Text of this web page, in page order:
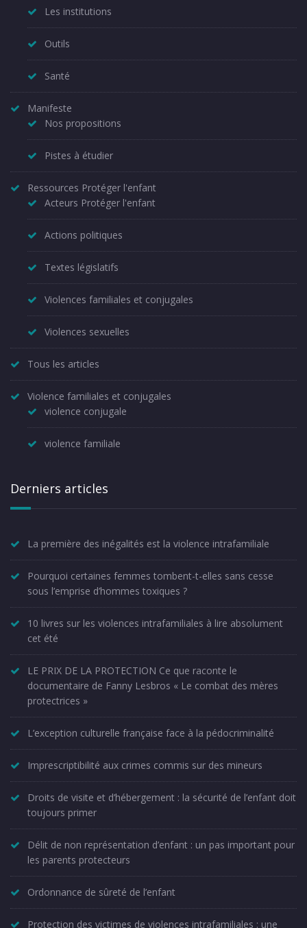
Les institutions
Outils
Santé
Manifeste
Nos propositions
Pistes à étudier
Ressources Protéger l'enfant
Acteurs Protéger l'enfant
Actions politiques
Textes législatifs
Violences familiales et conjugales
Violences sexuelles
Tous les articles
Violence familiales et conjugales
violence conjugale
violence familiale
Derniers articles
La première des inégalités est la violence intrafamiliale
Pourquoi certaines femmes tombent-t-elles sans cesse
sous l’emprise d’hommes toxiques ?
10 livres sur les violences intrafamiliales à lire absolument
cet été
LE PRIX DE LA PROTECTION Ce que raconte le
documentaire de Fanny Lesbros « Le combat des mères
protectrices »
L’exception culturelle française face à la pédocriminalité
Imprescriptibilité aux crimes commis sur des mineurs
Droits de visite et d’hébergement : la sécurité de l’enfant doit
toujours primer
Délit de non représentation d’enfant : un pas important pour
les parents protecteurs
Ordonnance de sûreté de l’enfant
Protection des victimes de violences intrafamiliales : une